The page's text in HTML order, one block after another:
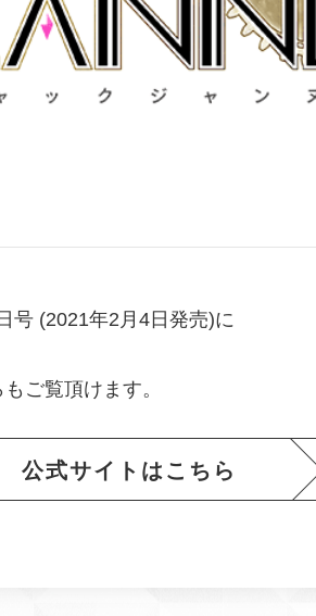
号 (2021年2月4日発売)に
ご覧頂けます。
公式サイトはこちら